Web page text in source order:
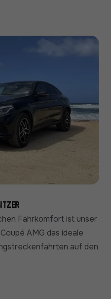
Fahrkomfort ist unser
AMG das ideale
auf den